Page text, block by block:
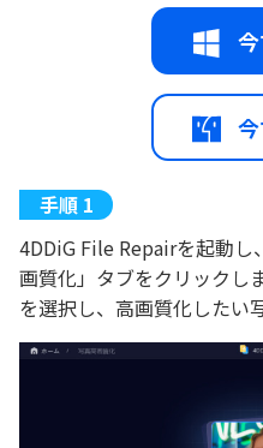
4DDiG File Repairを起動し
画質化」タブをクリックし
を選択し、高画質化したい